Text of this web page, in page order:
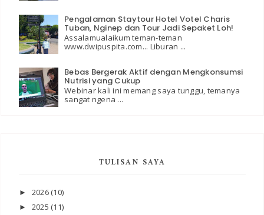
Pengalaman Staytour Hotel Votel Charis
Tuban, Nginep dan Tour Jadi Sepaket Loh!
Assalamualaikum teman-teman
www.dwipuspita.com... Liburan ...
Bebas Bergerak Aktif dengan Mengkonsumsi
Nutrisi yang Cukup
Webinar kali ini memang saya tunggu, temanya
sangat ngena ...
TULISAN SAYA
► 2026 (10)
► 2025 (11)